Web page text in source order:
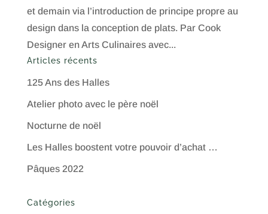
et demain via l’introduction de principe propre au
design dans la conception de plats. Par Cook
Designer en Arts Culinaires avec...
Articles récents
125 Ans des Halles
Atelier photo avec le père noël
Nocturne de noël
Les Halles boostent votre pouvoir d’achat …
Pâques 2022
Catégories